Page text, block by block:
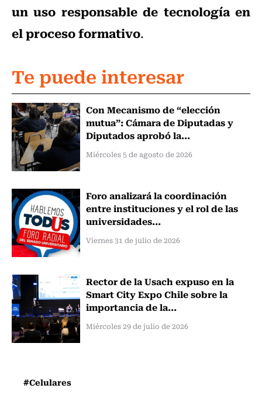
un uso responsable de tecnología en
el proceso formativo.
Te puede interesar
Con Mecanismo de “elección
mutua”: Cámara de Diputadas y
Diputados aprobó la...
Miércoles 5 de agosto de 2026
Foro analizará la coordinación
entre instituciones y el rol de las
universidades...
Viernes 31 de julio de 2026
Rector de la Usach expuso en la
Smart City Expo Chile sobre la
importancia de la...
Miércoles 29 de julio de 2026
#Celulares